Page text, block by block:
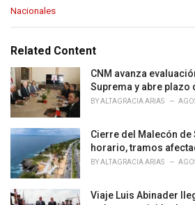
C
e
o
r
i
e
:
Nacionales
Related Content
CNM avanza
Suprema y abre plazo
BYALTAGRACIA ARIAS
Cierre del Malecón de
horario, tramos
BYALTAGRACIA ARIAS
Viaje Luis Abinader